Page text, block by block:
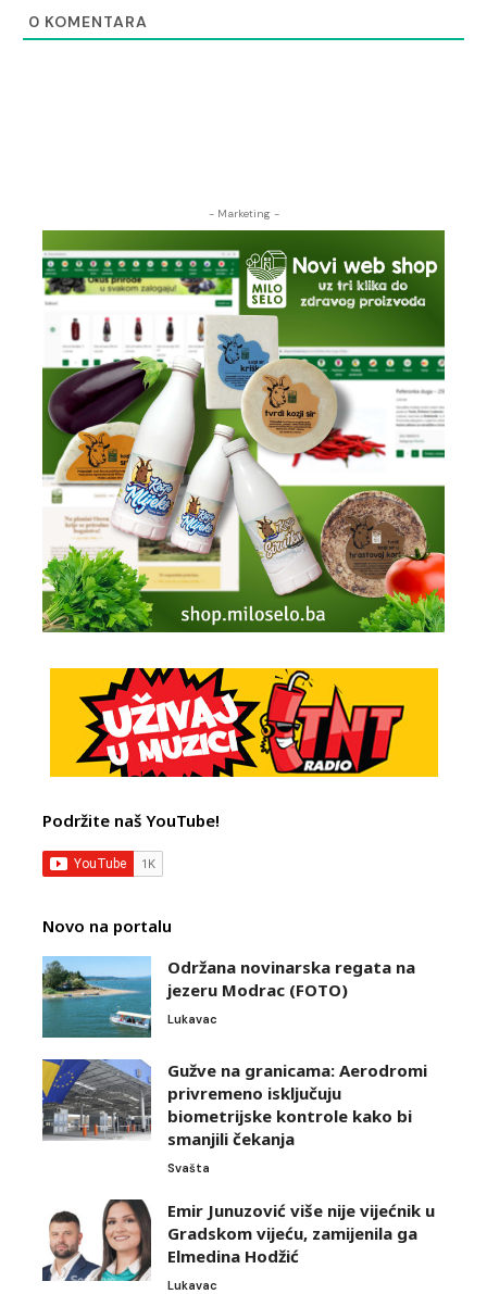
0 KOMENTARA
- Marketing -
Podržite naš YouTube!
Novo na portalu
Održana novinarska regata na
jezeru Modrac (FOTO)
Lukavac
Gužve na granicama: Aerodromi
privremeno isključuju
biometrijske kontrole kako bi
smanjili čekanja
Svašta
Emir Junuzović više nije vijećnik u
Gradskom vijeću, zamijenila ga
Elmedina Hodžić
Lukavac